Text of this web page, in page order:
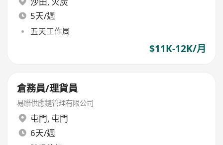
5天/週
五天工作周
$11K-12K/月
倉務員/理貨員
易聯供應鏈管理有限公司
屯門, 屯門
6天/週